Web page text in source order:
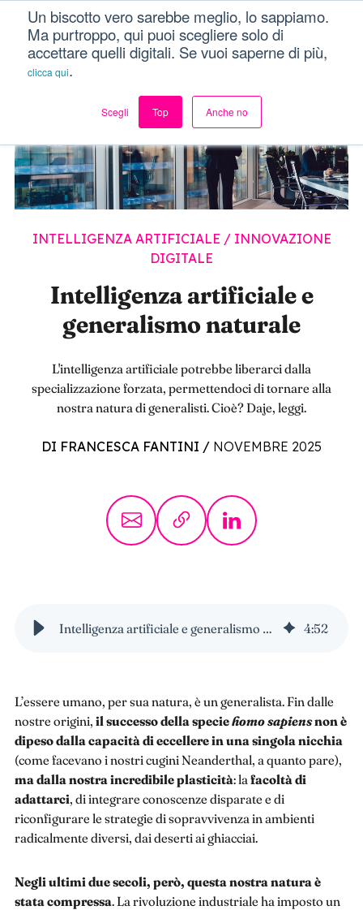
Un biscotto vero sarebbe meglio, lo sappiamo.
Ma purtroppo, qui puoi scegliere solo di
accettare quelli digitali. Se vuoi saperne di più,
clicca qui.
Scegli Top Anche no
Dici Davvero?! Menu
INTELLIGENZA ARTIFICIALE / INNOVAZIONE
DIGITALE
Intelligenza artificiale e
generalismo naturale
L'intelligenza artificiale potrebbe liberarci dalla
specializzazione forzata, permettendoci di tornare alla
nostra natura di generalisti. Cioè? Daje, leggi.
DI FRANCESCA FANTINI / NOVEMBRE 2025
Intelligenza artificiale e generalismo naturale 4:52
L’essere umano, per sua natura, è un generalista. Fin dalle
nostre origini, il successo della speciehomo sapiensnon è
dipeso dalla capacità di eccellere in una singola nicchia
(come facevano i nostri cugini Neanderthal, a quanto pare),
ma dalla nostra incredibile plasticità: la facoltà di
adattarci, di integrare conoscenze disparate e di
riconfigurare le strategie di sopravvivenza in ambienti
radicalmente diversi, dai deserti ai ghiacciai.
Negli ultimi due secoli, però, questa nostra natura è
stata compressa. La rivoluzione industriale ha imposto un